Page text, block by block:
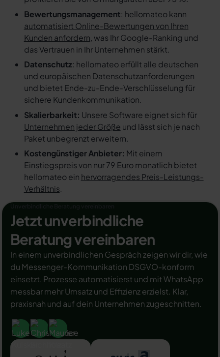
Bewertungsmanagement: hellomateo kann
automatisiert Online-Bewertungen von Ihren
Kunden anfordern, was Ihr Google-Ranking und
das Vertrauen in Ihr Unternehmen stärkt.
Datenschutz: hellomateo erfüllt alle deutschen
und europäischen Datenschutzanforderungen
und bietet Ende-zu-Ende-Verschlüsselung für
sichere Kundenkommunikation.
Skalierbarkeit: Unsere Software eignet sich für
Unternehmen jeder Größe und lässt sich je nach
Paket unbegrenzt erweitern.
Kostengünstiger Anbieter: Mit einem
Einstiegspreis von nur 79 Euro monatlich bietet
hellomateo ein hervorragendes Preis-Leistungs-
Verhältnis.
Jetzt unverbindliche
Beratung vereinbaren
In einem unverbindlichen Gespräch zeigen wir dir, wie
du Messenger-Kommunikation DSGVO-konform
einsetzt, Prozesse automatisierst und mit WhatsApp
messbar mehr Umsatz und Effizienz erzielst. Klar,
praxisnah und auf dein Unternehmen zugeschnitten.